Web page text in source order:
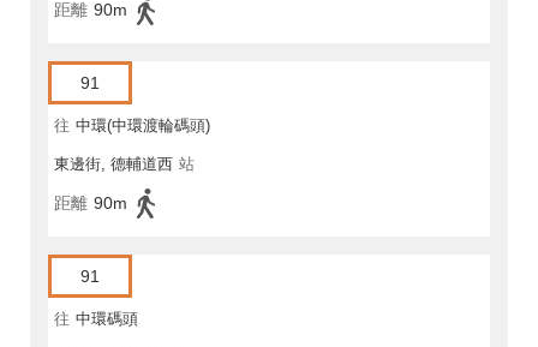
距離 90m
91
往 中環(中環渡輪碼頭)
東邊街, 德輔道西 站
距離 90m
91
往 中環碼頭